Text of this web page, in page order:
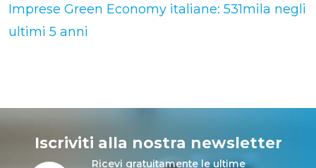
Imprese Green Economy italiane: 531mila negli
ultimi 5 anni
Iscriviti alla nostra newsletter
Ricevi gratuitamente le ultime